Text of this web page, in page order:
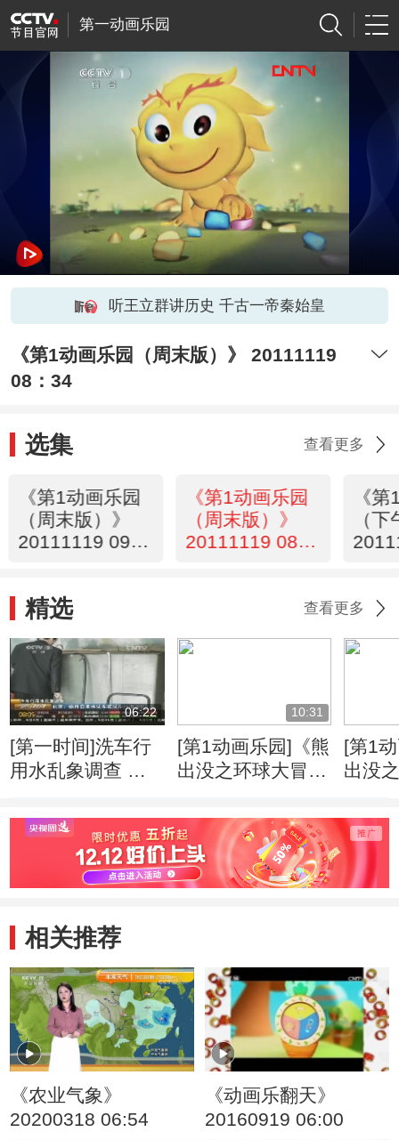
第一动画乐园
听王立群讲历史 千古一帝秦始皇
《第1动画乐园（周末版）》 20111119
08：34
选集 查看更多
《第1动画乐园
（周末版）》
20111119 09：
《第1动画乐园
（周末版）》
20111119 08：
《
（
精选 查看更多
06:22
[第一时间]洗车行
用水乱象调查 北
车成洗车行潜规则
10:31
[第1动画乐园]《熊
出没之环球大冒
箱
[第1
出没
生病
相关推荐
《农业气象》
20200318 06:54
《动画乐翻天》
20160919 06:00